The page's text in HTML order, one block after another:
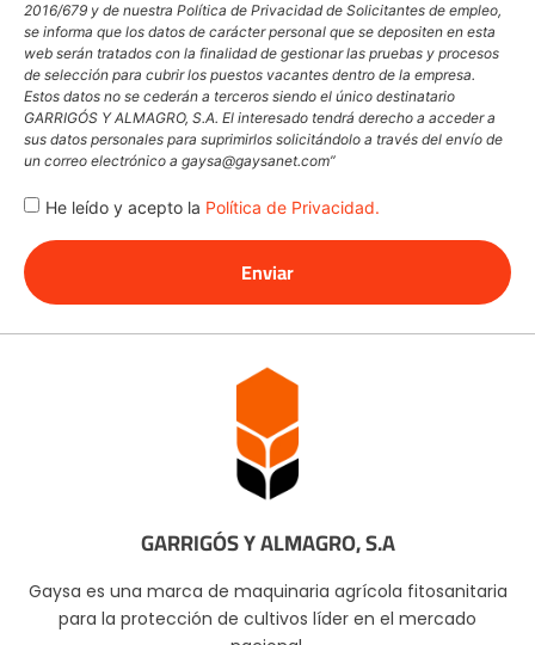
2016/679 y de nuestra Política de Privacidad de Solicitantes de empleo,
se informa que los datos de carácter personal que se depositen en esta
web serán tratados con la finalidad de gestionar las pruebas y procesos
de selección para cubrir los puestos vacantes dentro de la empresa.
Estos datos no se cederán a terceros siendo el único destinatario
GARRIGÓS Y ALMAGRO, S.A. El interesado tendrá derecho a acceder a
sus datos personales para suprimirlos solicitándolo a través del envío de
un correo electrónico a gaysa@gaysanet.com”
He leído y acepto la Política de Privacidad.
Enviar
GARRIGÓS Y ALMAGRO, S.A
Gaysa es una marca de maquinaria agrícola fitosanitaria
para la protección de cultivos líder en el mercado